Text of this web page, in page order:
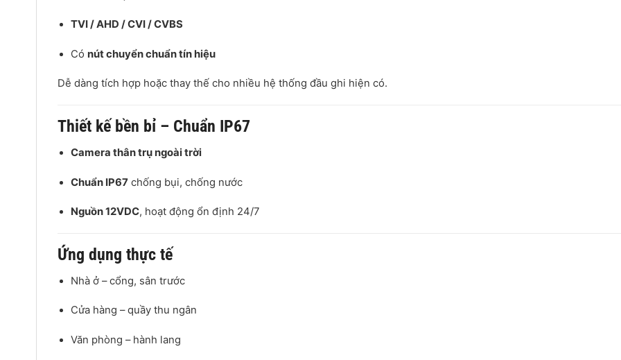
TVI / AHD / CVI / CVBS
Có nút chuyển chuẩn tín hiệu
Dễ dàng tích hợp hoặc thay thế cho nhiều hệ thống đầu ghi hiện có.
Thiết kế bền bỉ – Chuẩn IP67
Camera thân trụ ngoài trời
Chuẩn IP67 chống bụi, chống nước
Nguồn 12VDC, hoạt động ổn định 24/7
Ứng dụng thực tế
Nhà ở – cổng, sân trước
Cửa hàng – quầy thu ngân
Văn phòng – hành lang